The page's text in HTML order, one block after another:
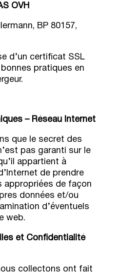
OVH
BP 80157,
d’un certificat SSL
pratiques en
– Réseau Internet
que le secret des
pas garanti sur le
appartient à
de prendre
appropriées de façon
données et/ou
d’éventuels
web.
et Confidentialité
collectons ont fait